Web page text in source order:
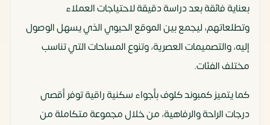
بعناية فائقة بعد دراسة دقيقة لاحتياجات العملاء
وتطلعاتهم، ليجمع بين الموقع الحيوي الذي يسهل الوصول
إليه، والتصميمات العصرية، وتنوع المساحات التي تناسب
مختلف الفئات.
كما يتميز كمبوند كلوف بأجواء سكنية راقية توفر أقصى
درجات الراحة والرفاهية، من خلال مجموعة متكاملة من